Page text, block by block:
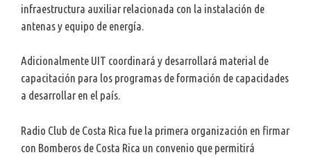
infraestructura auxiliar relacionada con la instalación de
antenas y equipo de energía.
Adicionalmente UIT coordinará y desarrollará material de
capacitación para los programas de formación de capacidades
a desarrollar en el país.
Radio Club de Costa Rica fue la primera organización en firmar
con Bomberos de Costa Rica un convenio que permitirá